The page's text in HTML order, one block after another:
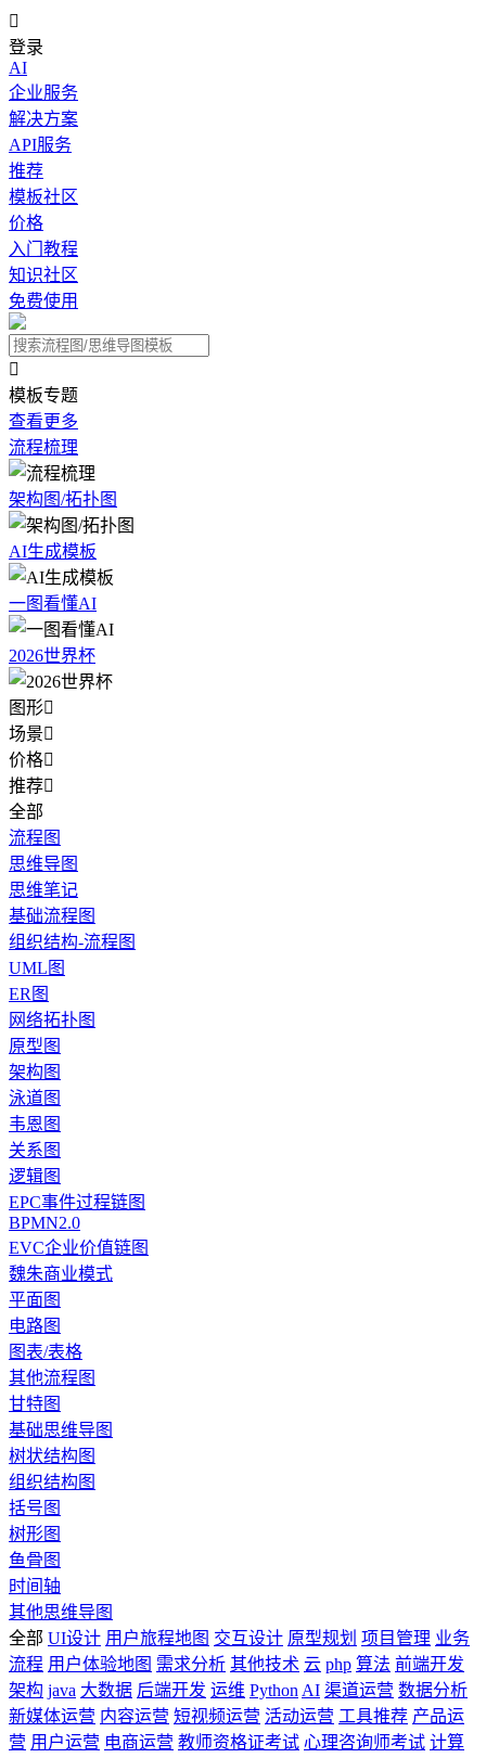

登录
AI
企业服务
解决方案
API服务
推荐
模板社区
价格
入门教程
知识社区
免费使用

模板专题
查看更多
流程梳理
架构图/拓扑图
AI生成模板
一图看懂AI
2026世界杯
图形
场景
价格
推荐
全部
流程图
思维导图
思维笔记
基础流程图
组织结构-流程图
UML图
ER图
网络拓扑图
原型图
架构图
泳道图
韦恩图
关系图
逻辑图
EPC事件过程链图
BPMN2.0
EVC企业价值链图
魏朱商业模式
平面图
电路图
图表/表格
其他流程图
甘特图
基础思维导图
树状结构图
组织结构图
括号图
树形图
鱼骨图
时间轴
其他思维导图
全部 UI设计 用户旅程地图 交互设计 原型规划 项目管理 业务
流程 用户体验地图 需求分析 其他技术 云 php 算法 前端开发
架构 java 大数据 后端开发 运维 Python AI 渠道运营 数据分析
新媒体运营 内容运营 短视频运营 活动运营 工具推荐 产品运
营 用户运营 电商运营 教师资格证考试 心理咨询师考试 计算